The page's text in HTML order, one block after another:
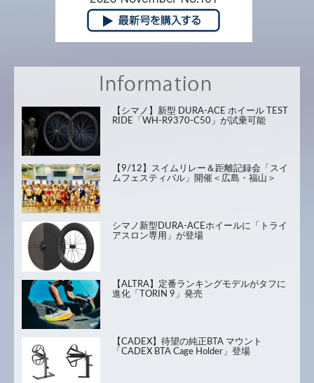
【シマノ】新型 DURA-ACE ホイール TEST
RIDE「WH-R9370-C50」が試乗可能
【9/12】スイムリレー＆距離記録会「スイ
ムフェスティバル」開催＜広島・福山＞
シマノ新型DURA-ACEホイールに「トライ
アスロン専用」が登場
【ALTRA】定番ランキングモデルがタフに
進化「TORIN 9」発売
【CADEX】待望の純正BTA マウント
「CADEX BTA Cage Holder」登場